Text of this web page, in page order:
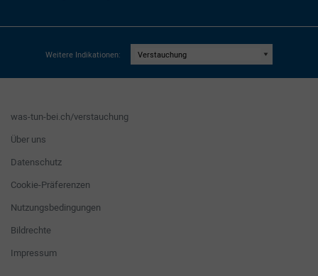
Weitere Indikationen:
was-tun-bei.ch/verstauchung
Über uns
Datenschutz
Cookie-Präferenzen
Nutzungsbedingungen
Bildrechte
Impressum